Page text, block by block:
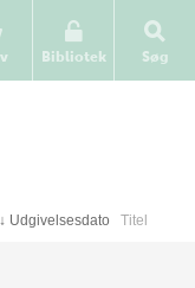
Bibliotek Søg
↓ Udgivelsesdato Titel